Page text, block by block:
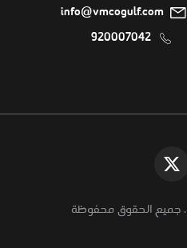
info@vmcogulf.com
920007042
جميع الحقوق محفوظة